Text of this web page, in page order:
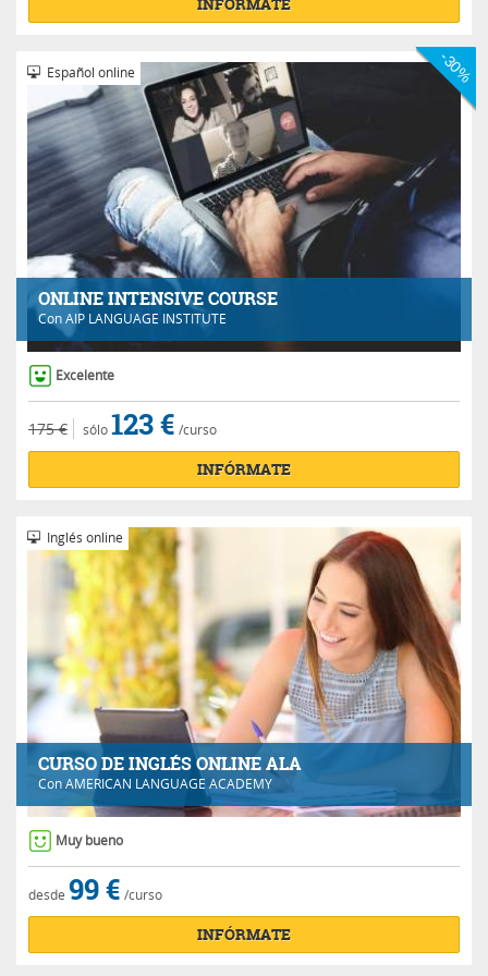
ONLINE INTENSIVE COURSE
ConAIP LANGUAGE INSTITUTE
Español online -30%
Excelente
175 € sólo123 € /curso
INFÓRMATE
CURSO DE INGLÉS ONLINE ALA
ConAMERICAN LANGUAGE ACADEMY
Inglés online
Muy bueno
desde 99 € /curso
INFÓRMATE